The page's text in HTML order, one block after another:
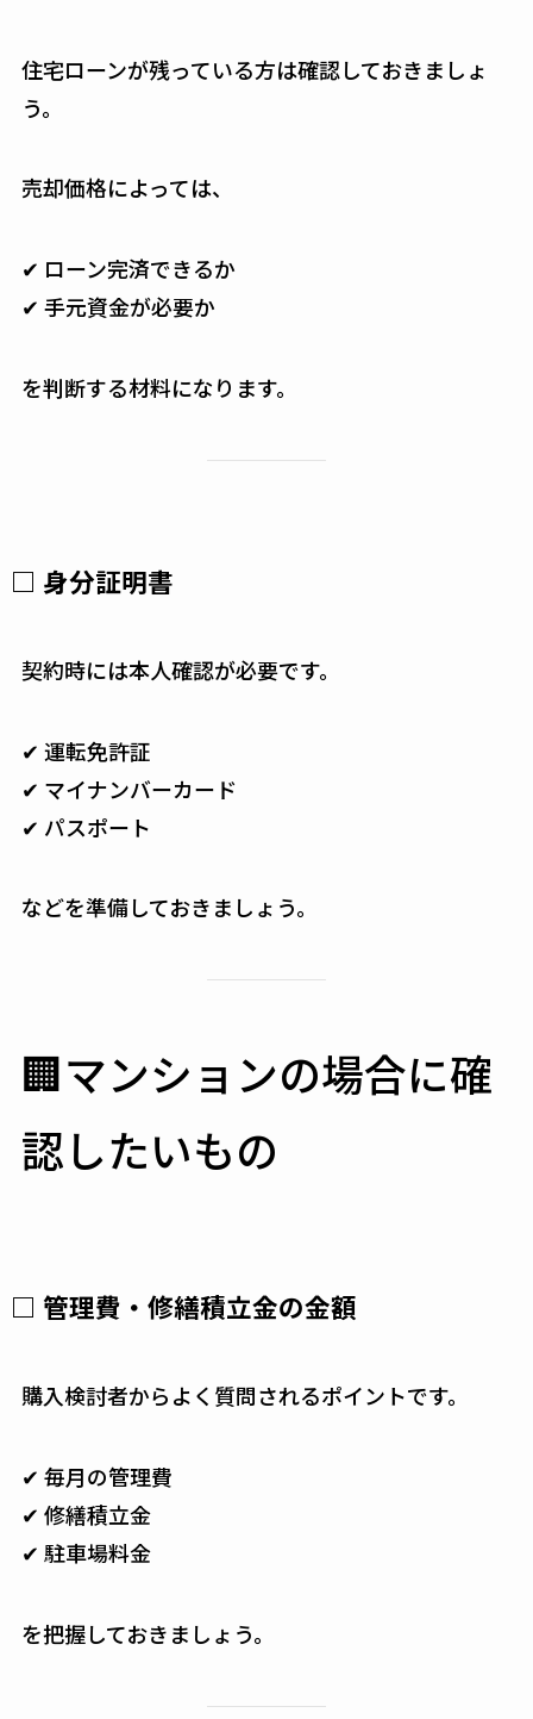
住宅ローンが残っている方は確認しておきましょ
う。
売却価格によっては、
✔ ローン完済できるか
✔ 手元資金が必要か
を判断する材料になります。
□ 身分証明書
契約時には本人確認が必要です。
✔ 運転免許証
✔ マイナンバーカード
✔ パスポート
などを準備しておきましょう。
🏢マンションの場合に確
認したいもの
□ 管理費・修繕積立金の金額
購入検討者からよく質問されるポイントです。
✔ 毎月の管理費
✔ 修繕積立金
✔ 駐車場料金
を把握しておきましょう。